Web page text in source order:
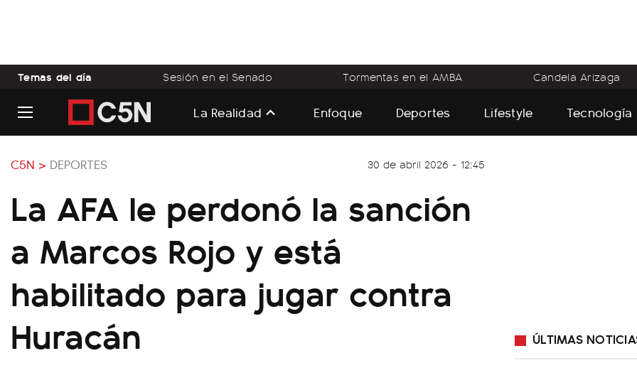
Temas del día Sesión en el Senado Tormentas en el AMBA Candela Arizaga
La Realidad Enfoque Deportes Lifestyle Tecnología
C5N > DEPORTES 30 de abril 2026 - 12:45
La AFA le perdonó la sanción
a Marcos Rojo y está
habilitado para jugar contra
Huracán
ÚLTIMAS